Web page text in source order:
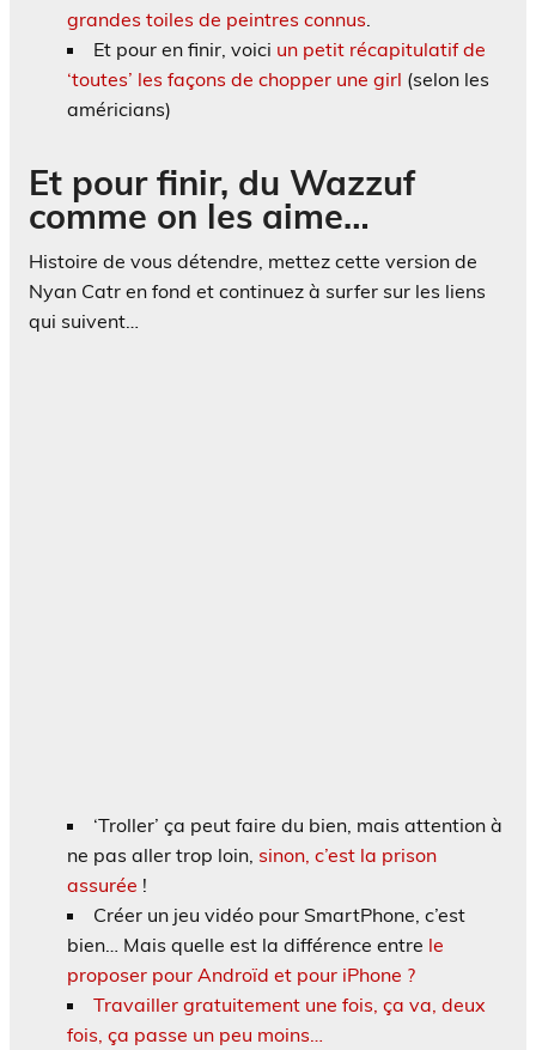
grandes toiles de peintres connus
Et pour en finir, voici un petit récapitulatif de
‘toutes’ les façons de chopper une girl (selon les
américians)
Et pour finir, du Wazzuf
comme on les aime…
Histoire de vous détendre, mettez cette version de
Nyan Catr en fond et continuez à surfer sur les liens
qui suivent…
‘Troller’ ça peut faire du bien, mais attention à
ne pas aller trop loin, sinon, c’est la prison
assurée !
Créer un jeu vidéo pour SmartPhone, c’est
bien… Mais quelle est la différence entre le
proposer pour Androïd et pour iPhone ?
Travailler gratuitement une fois, ça va, deux
fois, ça passe un peu moins…